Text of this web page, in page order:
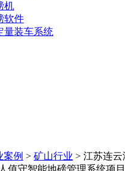
机
软件
量装车系统
案例 > 矿山行业 > 江苏连